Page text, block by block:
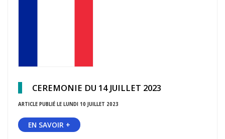
CEREMONIE DU 14 JUILLET 2023
ARTICLE PUBLIÉ LE LUNDI 10 JUILLET 2023
EN SAVOIR +